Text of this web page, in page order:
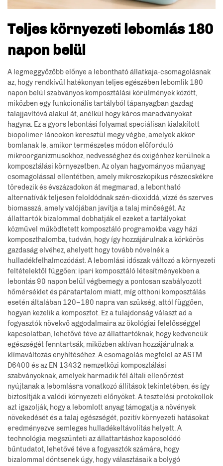
Teljes környezeti lebomlás 180
napon belül
A legmeggyőzőbb előnye a lebontható állatkaja-csomagolásnak
az, hogy rendkívül hatékonyan teljes egészében lebomlik 180
napon belül szabványos komposztálási körülmények között,
miközben egy funkcionális tartályból tápanyagban gazdag
talajjavítóvá alakul át, anélkül hogy káros maradványokat
hagyna. Ez a gyors lebontási folyamat speciálisan kialakított
biopolimer láncokon keresztül megy végbe, amelyek akkor
bomlanak le, amikor természetes módon előforduló
mikroorganizmusokhoz, nedvességhez és oxigénhez kerülnek a
komposztálási környezetben. Az olyan hagyományos műanyag
csomagolással ellentétben, amely mikroszkopikus részecskékre
töredezik és évszázadokon át megmarad, a lebontható
alternatívák teljesen feloldódnak szén-dioxiddá, vízzé és szerves
biomasszá, amely valójában javítja a talaj minőségét. Az
állattartók bizalommal dobhatják el ezeket a tartályokat
közművel működtetett komposztáló programokba vagy házi
komposzthalomba, tudván, hogy így hozzájárulnak a körkörös
gazdaság elvéhez, ahelyett hogy tovább növelnék a
hulladékfelhalmozódást. A lebomlási időszak változó a környezeti
feltételektől függően: ipari komposztáló létesítményekben a
lebontás 90 napon belül végbemegy a pontosan szabályozott
hőmérséklet és páratartalom miatt, míg otthoni komposztálás
esetén általában 120–180 napra van szükség, attól függően,
hogyan kezelik a komposztot. Ez a tulajdonság választ ad a
fogyasztók növekvő aggodalmaira az ökológiai felelősséggel
kapcsolatban, lehetővé téve az állattartóknak, hogy kedvencük
egészségét fenntartsák, miközben aktívan hozzájárulnak a
klímaváltozás enyhítéséhez. A csomagolás megfelel az ASTM
D6400 és az EN 13432 nemzetközi komposztálási
szabványoknak, amelyek harmadik fél általi ellenőrzést
nyújtanak a lebomlásra vonatkozó állítások tekintetében, és így
biztosítják a valódi környezeti előnyöket. A tesztelési protokollok
azt igazolják, hogy a lebomlott anyag támogatja a növények
növekedését és a talaj egészségét, pozitív környezeti hatásokat
eredményezve semleges hulladékeltávolítás helyett. A
technológia megszünteti az állattartáshoz kapcsolódó
bűntudatot, lehetővé téve a fogyasztók számára, hogy
bizalommal döntsenek úgy, hogy választásaik a bolygó